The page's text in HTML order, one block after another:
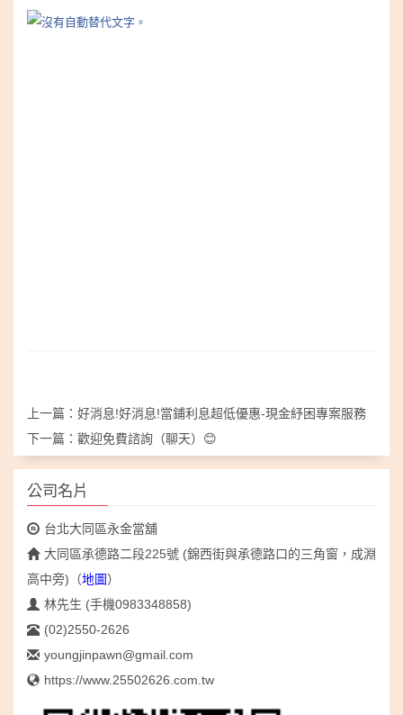
上一篇： 好消息!好消息!當鋪利息超低優惠-現金紓困專案服務
下一篇： 歡迎免費諮詢（聊天）😊
公司名片
台北大同區永金當舖
大同區承德路二段225號 (錦西街與承德路口的三角窗，成淵
高中旁) （地圖）
林先生 (手機0983348858)
(02)2550-2626
youngjinpawn@gmail.com
https://www.25502626.com.tw